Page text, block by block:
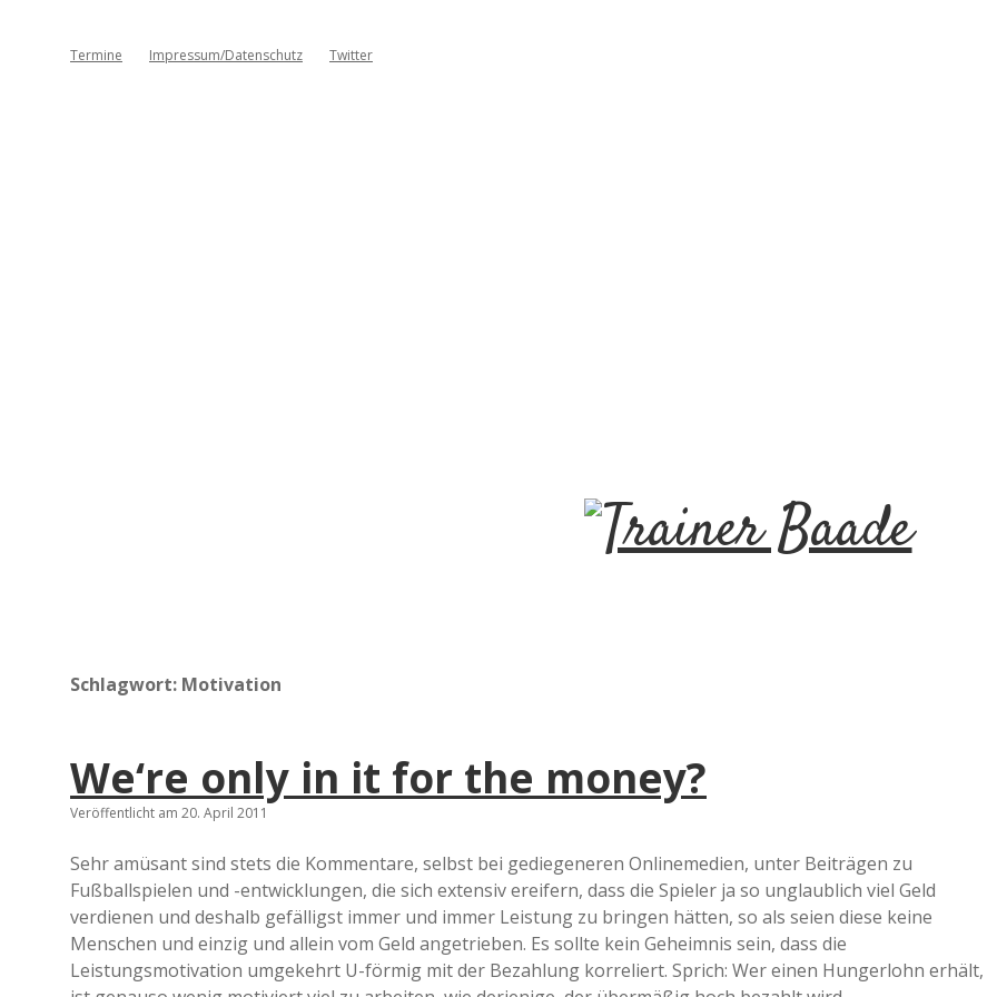
Termine Impressum/Datenschutz Twitter
T
n
e
r
Schlagwort: Motivation
We‘re only in it for the money?
Veröffentlicht am 20. April 2011
Sehr amüsant sind stets die Kommentare, selbst bei gediegeneren Onlinemedien, unter Beiträgen zu
Fußballspielen und -entwicklungen, die sich extensiv ereifern, dass die Spieler ja so unglaublich viel Geld
verdienen und deshalb gefälligst immer und immer Leistung zu bringen hätten, so als seien diese keine
Menschen und einzig und allein vom Geld angetrieben. Es sollte kein Geheimnis sein, dass die
Leistungsmotivation umgekehrt U-förmig mit der Bezahlung korreliert. Sprich: Wer einen Hungerlohn erhält,